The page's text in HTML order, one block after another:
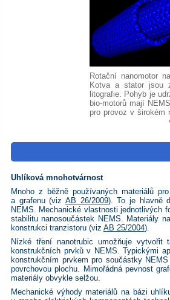
Rotační nanomotor
Kotva a stator jsou
litografie. Pohyb je
bio-motorů mají
pro provoz v širokém
Uhlíková mnohotvárnost
Mnoho z běžně používaných materiálů
a grafenu (viz AB 26/2009). To je hlavně
NEMS. Mechanické vlastnosti jednotlivých
stabilitu nanosoučástek NEMS. Materiály
konstrukci tranzistoru (viz AB 25/2004).
Nízké tření nanotrubic umožňuje
konstrukčních prvků v NEMS. Typickými
konstrukčním prvkem pro součástky
povrchovou plochu. Mimořádná pevnost
materiály obvykle selžou.
Mechanické výhody materiálů na bázi